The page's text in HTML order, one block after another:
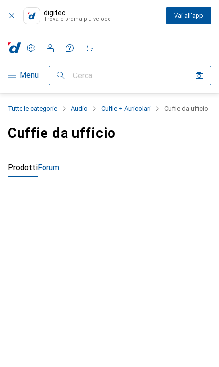
digitec
Trova e ordina più veloce Vai all'app
Categoria Navigazione
Menu Cerca
Impostazioni
Conto cliente
Liste di confronto
Liste dei desideri
Carrello
Tutte le categorie Audio Cuffie + Auricolari Cuffie da ufficio
Cuffie da ufficio
ProdottiForum